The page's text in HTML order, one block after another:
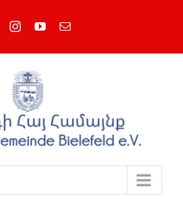
FacebookInstagramYouTube
E-